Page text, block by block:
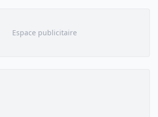
Espace publicitaire